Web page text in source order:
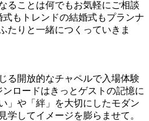
ることは何でもお気軽にご相談
式もトレンドの結婚式もプランナ
たりと一緒につくっていきま
る開放的なチャペルで入場体験
ロードはきっとゲストの記憶に
」や「絆」を大切にしたモダン
学してイメージを膨らませて。